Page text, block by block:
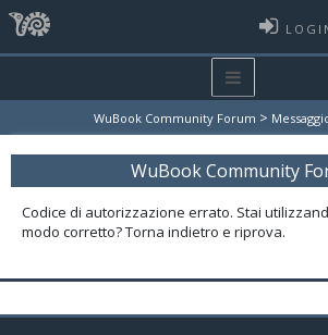
WuBook Community Forum >
WuBook Community
Codice di autorizzazione errato. Stai
modo corretto? Torna indietro e riprova.